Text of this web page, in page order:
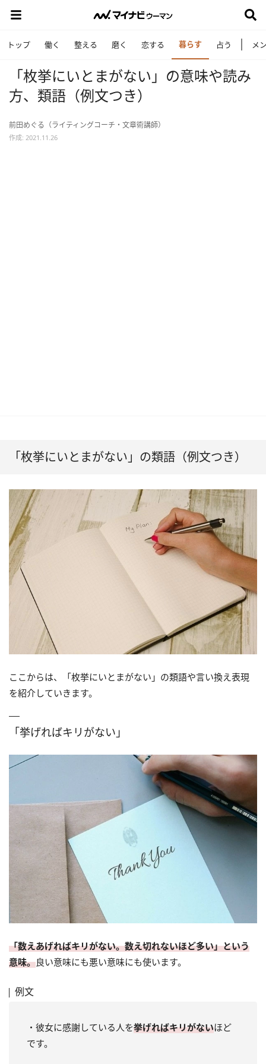
トップ 働く 整える 磨く 恋する 暮らす 占う メ
「枚挙にいとまがない」の意味や読み
方、類語（例文つき）
前田めぐる（ライティングコーチ・文章術講師）
作成: 2021.11.26
「枚挙にいとまがない」の類語（例文つき）
ここからは、「枚挙にいとまがない」の類語や言い換え表現
を紹介していきます。
「挙げればキリがない」
「数えあげればキリがない。数え切れないほど多い」という
意味。良い意味にも悪い意味にも使います。
例文
・彼女に感謝している人を挙げればキリがないほど
です。